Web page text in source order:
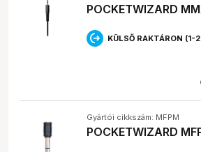
POCKETWIZARD
KÜLSŐ RAKTÁRON (1-
Gyártói cikkszám: MFPM
POCKETWIZARD